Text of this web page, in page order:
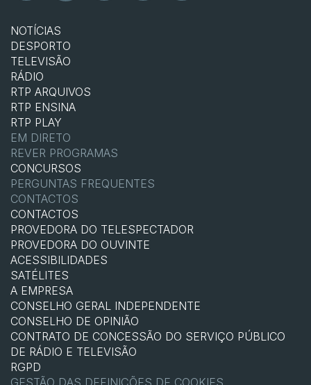
NOTÍCIAS
DESPORTO
TELEVISÃO
RÁDIO
RTP ARQUIVOS
RTP ENSINA
RTP PLAY
EM DIRETO
REVER PROGRAMAS
CONCURSOS
PERGUNTAS FREQUENTES
CONTACTOS
CONTACTOS
PROVEDORA DO TELESPECTADOR
PROVEDORA DO OUVINTE
ACESSIBILIDADES
SATÉLITES
A EMPRESA
CONSELHO GERAL INDEPENDENTE
CONSELHO DE OPINIÃO
CONTRATO DE CONCESSÃO DO SERVIÇO PÚBLICO
DE RÁDIO E TELEVISÃO
RGPD
GESTÃO DAS DEFINIÇÕES DE COOKIES